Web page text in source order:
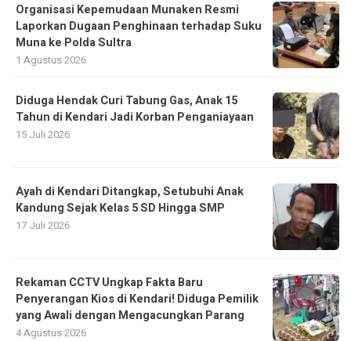
Organisasi Kepemudaan Munaken Resmi
Laporkan Dugaan Penghinaan terhadap Suku
Muna ke Polda Sultra
1 Agustus 2026
Diduga Hendak Curi Tabung Gas, Anak 15
Tahun di Kendari Jadi Korban Penganiayaan
15 Juli 2026
Ayah di Kendari Ditangkap, Setubuhi Anak
Kandung Sejak Kelas 5 SD Hingga SMP
17 Juli 2026
Rekaman CCTV Ungkap Fakta Baru
Penyerangan Kios di Kendari! Diduga Pemilik
yang Awali dengan Mengacungkan Parang
4 Agustus 2026